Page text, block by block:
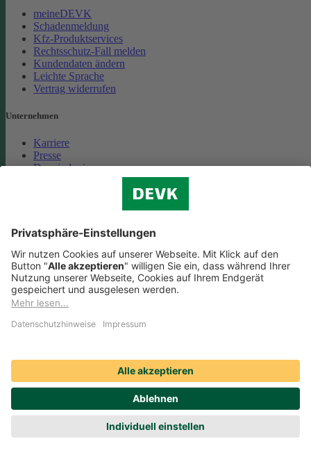
meineDEVK
Schadenmeldung
Kfz-Produktservices
Rechtsschutz-Fall melden
Kundendaten ändern
Leichte Sprache
Vertrag widerrufen
Unternehmen
Karriere
Presse
Das sind wir
Partnerschaft Deutsche Bahn
Nachhaltigkeit
Streitbeilegung
EU-Transparenzverordnung
Compliance